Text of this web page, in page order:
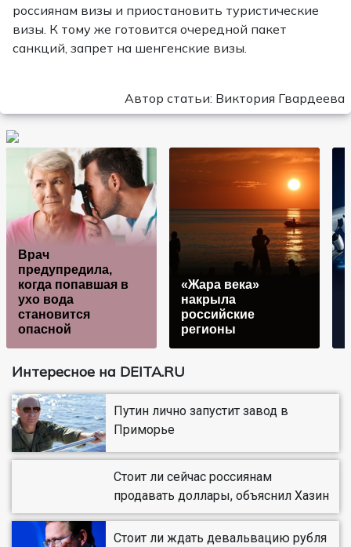
россиянам визы и приостановить туристические
визы. К тому же готовится очередной пакет
санкций, запрет на шенгенские визы.
Автор статьи: Виктория Гвардеева
Врач
предупредила,
когда попавшая в
ухо вода
становится
опасной
«Жара века»
накрыла
российские
регионы
Интересное на DEITA.RU
Путин лично запустит завод в
Приморье
Стоит ли сейчас россиянам
продавать доллары, объяснил Хазин
Стоит ли ждать девальвацию рубля